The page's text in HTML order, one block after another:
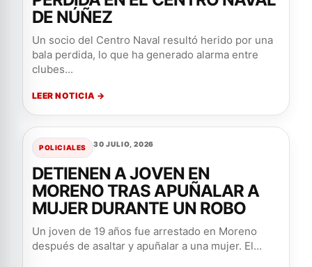
DE NÚÑEZ
Un socio del Centro Naval resultó herido por una
bala perdida, lo que ha generado alarma entre
clubes...
LEER NOTICIA →
POLICIALES 30 JULIO, 2026
DETIENEN A JOVEN EN
MORENO TRAS APUÑALAR A
MUJER DURANTE UN ROBO
Un joven de 19 años fue arrestado en Moreno
después de asaltar y apuñalar a una mujer. El...